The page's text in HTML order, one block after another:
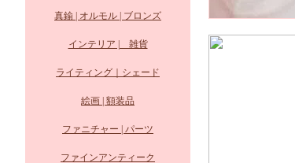
真鍮 | オルモル | ブロンズ
インテリア | 雑貨
ライティング｜シェード
絵画 | 額装品
ファニチャー | パーツ
ファインアンティーク